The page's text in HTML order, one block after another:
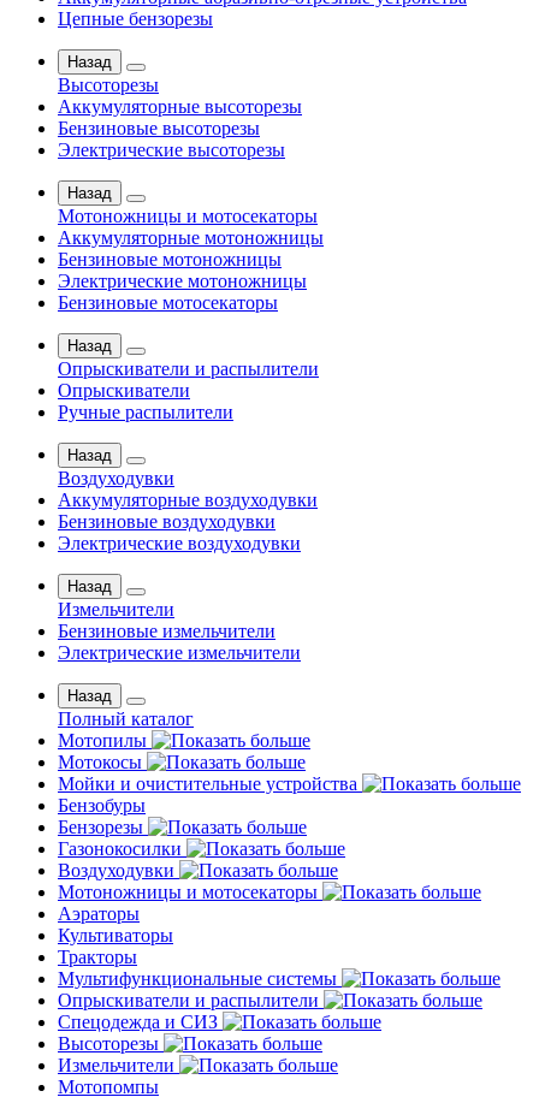
Цепные бензорезы
Назад
Высоторезы
Аккумуляторные высоторезы
Бензиновые высоторезы
Электрические высоторезы
Назад
Мотоножницы и мотосекаторы
Аккумуляторные мотоножницы
Бензиновые мотоножницы
Электрические мотоножницы
Бензиновые мотосекаторы
Назад
Опрыскиватели и распылители
Опрыскиватели
Ручные распылители
Назад
Воздуходувки
Аккумуляторные воздуходувки
Бензиновые воздуходувки
Электрические воздуходувки
Назад
Измельчители
Бензиновые измельчители
Электрические измельчители
Назад
Полный каталог
Мотопилы
Мотокосы
Мойки и очистительные устройства
Бензобуры
Бензорезы
Газонокосилки
Воздуходувки
Мотоножницы и мотосекаторы
Аэраторы
Культиваторы
Тракторы
Мультифункциональные системы
Опрыскиватели и распылители
Спецодежда и СИЗ
Высоторезы
Измельчители
Мотопомпы